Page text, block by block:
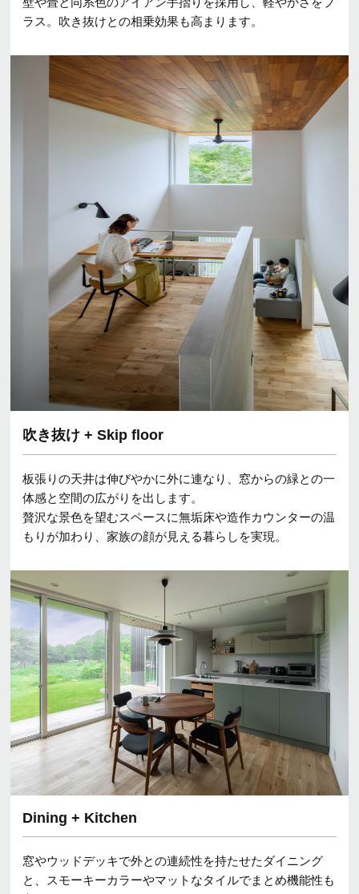
ラス。吹き抜けとの相乗効果も高まります。
吹き抜け + Skip floor
板張りの天井は伸びやかに外に連なり、窓からの緑との一
体感と空間の広がりを出します。
贅沢な景色を望むスペースに無垢床や造作カウンターの温
もりが加わり、家族の顔が見える暮らしを実現。
Dining + Kitchen
窓やウッドデッキで外との連続性を持たせたダイニング
と、スモーキーカラーやマットなタイルでまとめ機能性も